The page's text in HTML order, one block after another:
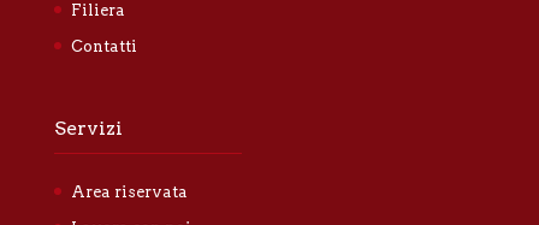
Filiera
Contatti
Servizi
Area riservata